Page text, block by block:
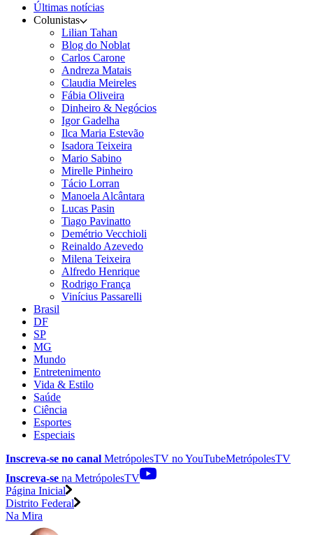
Últimas notícias
Colunistas
Lilian Tahan
Blog do Noblat
Carlos Carone
Andreza Matais
Claudia Meireles
Fábia Oliveira
Dinheiro & Negócios
Igor Gadelha
Ilca Maria Estevão
Isadora Teixeira
Mario Sabino
Mirelle Pinheiro
Tácio Lorran
Manoela Alcântara
Lucas Pasin
Tiago Pavinatto
Demétrio Vecchioli
Reinaldo Azevedo
Milena Teixeira
Alfredo Henrique
Rodrigo França
Vinícius Passarelli
Brasil
DF
SP
MG
Mundo
Entretenimento
Vida & Estilo
Saúde
Ciência
Esportes
Especiais
Inscreva-se no canal MetrópolesTV noYouTubeMetrópolesTV
Inscreva-se na MetrópolesTV
Página Inicial
Distrito Federal
Na Mira